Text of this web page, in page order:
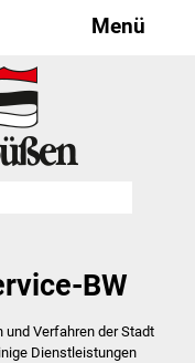
Menü
BW
und Verfahren der Stadt
Dienstleistungen